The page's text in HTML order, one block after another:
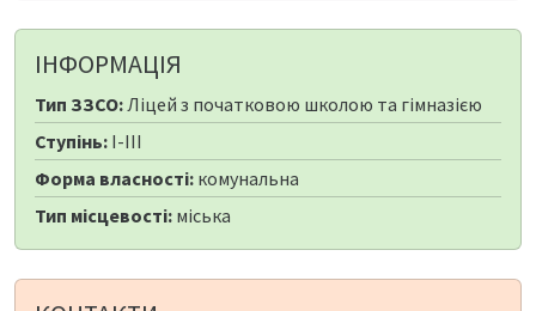
ІНФОРМАЦІЯ
Тип ЗЗСО:Ліцей з початковою школою та гімназією
Ступінь: I-III
Форма власності: комунальна
Тип місцевості: міська